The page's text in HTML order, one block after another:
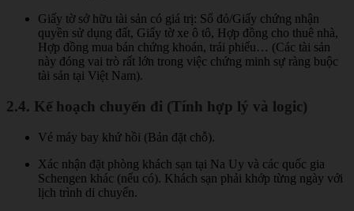
Giấy tờ sở hữu tài sản có giá trị: Sổ đỏ/Giấy chứng nhận
quyền sử dụng đất, Giấy tờ xe ô tô, Hợp đồng cho thuê nhà,
Hợp đồng mua bán chứng khoán, trái phiếu… (Các tài sản
này đóng vai trò rất lớn trong việc chứng minh sự ràng buộc
tài sản tại Việt Nam).
2.4. Kế hoạch chuyến đi (Tính hợp lý và logic)
Vé máy bay khứ hồi (Bản đặt chỗ).
Xác nhận đặt phòng khách sạn tại Na Uy và các quốc gia
Schengen khác (nếu có). Khách sạn phải khớp từng ngày với
lịch trình di chuyển.